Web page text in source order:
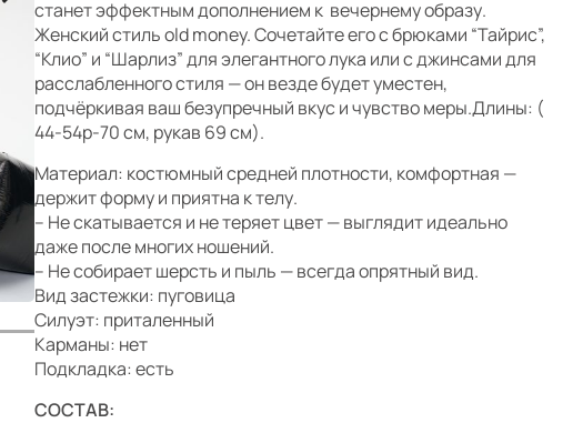
станет эффектным дополнением к вечернему образу.
Женский стиль old money. Сочетайте его с брюками “Тайрис”,
“Клио” и “Шарлиз” для элегантного лука или с джинсами для
расслабленного стиля — он везде будет уместен,
подчёркивая ваш безупречный вкус и чувство меры.Длины: (
44-54р-70 см, рукав 69 см).
Материал: костюмный средней плотности, комфортная —
держит форму и приятна к телу.
– Не скатывается и не теряет цвет — выглядит идеально
даже после многих ношений.
– Не собирает шерсть и пыль — всегда опрятный вид.
Вид застежки: пуговица
Силуэт: приталенный
Карманы: нет
Подкладка: есть
СОСТАВ: